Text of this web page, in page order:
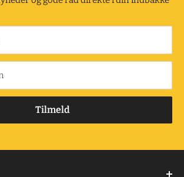
Tilmeld